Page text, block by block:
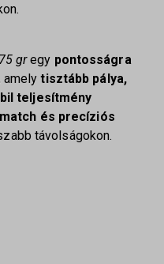
gregy pontosságra
amelytisztább pálya,
teljesítmény
match és precíziós
távolságokon.